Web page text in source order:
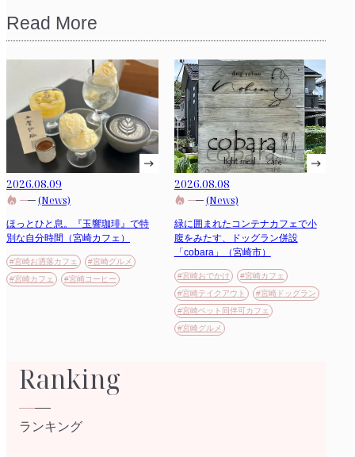
Read More
2026.08.09
(News)
ほっとひと息。『玉響珈琲』で特
別な自分時間（宮崎カフェ）
#宮崎お洒落カフェ
#宮崎グルメ
#宮崎カフェ
#宮崎コーヒー
2026.08.08
(News)
緑に囲まれたコンテナカフェで小
腹をみたす、ドッグラン併設
「cobara」（宮崎市）
#宮崎おでかけ
#宮崎カフェ
#宮崎テイクアウト
#宮崎ドッグラン
#宮崎ペット同伴可カフェ
#宮崎グルメ
Ranking
ランキング